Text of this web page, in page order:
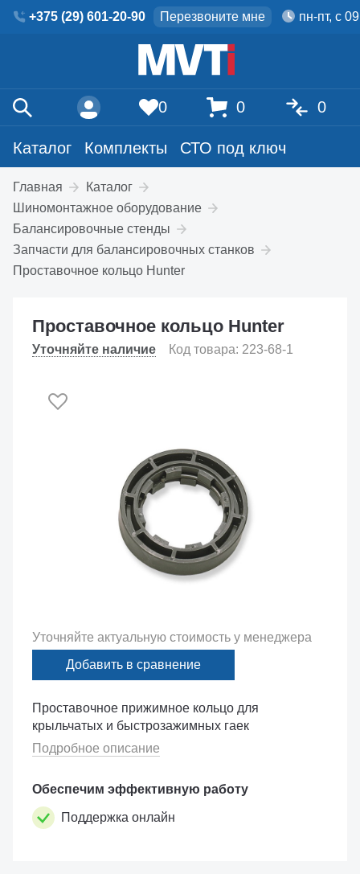
+375 (29) 601-20-90 Перезвоните мне пн-пт, с
Каталог Комплекты СТО под ключ
0 0 0
Главная
Каталог
Шиномонтажное оборудование
Балансировочные стенды
Запчасти для балансировочных станков
Проставочное кольцо Hunter
Проставочное кольцо Hunter
Уточняйте наличие Код товара: 223-68-1
Проставочное прижимное кольцо для
крыльчатых и быстрозажимных гаек
Подробное описание
Обеспечим эффективную работу
Поддержка онлайн
Уточняйте актуальную стоимость у менеджера
Добавить в сравнение